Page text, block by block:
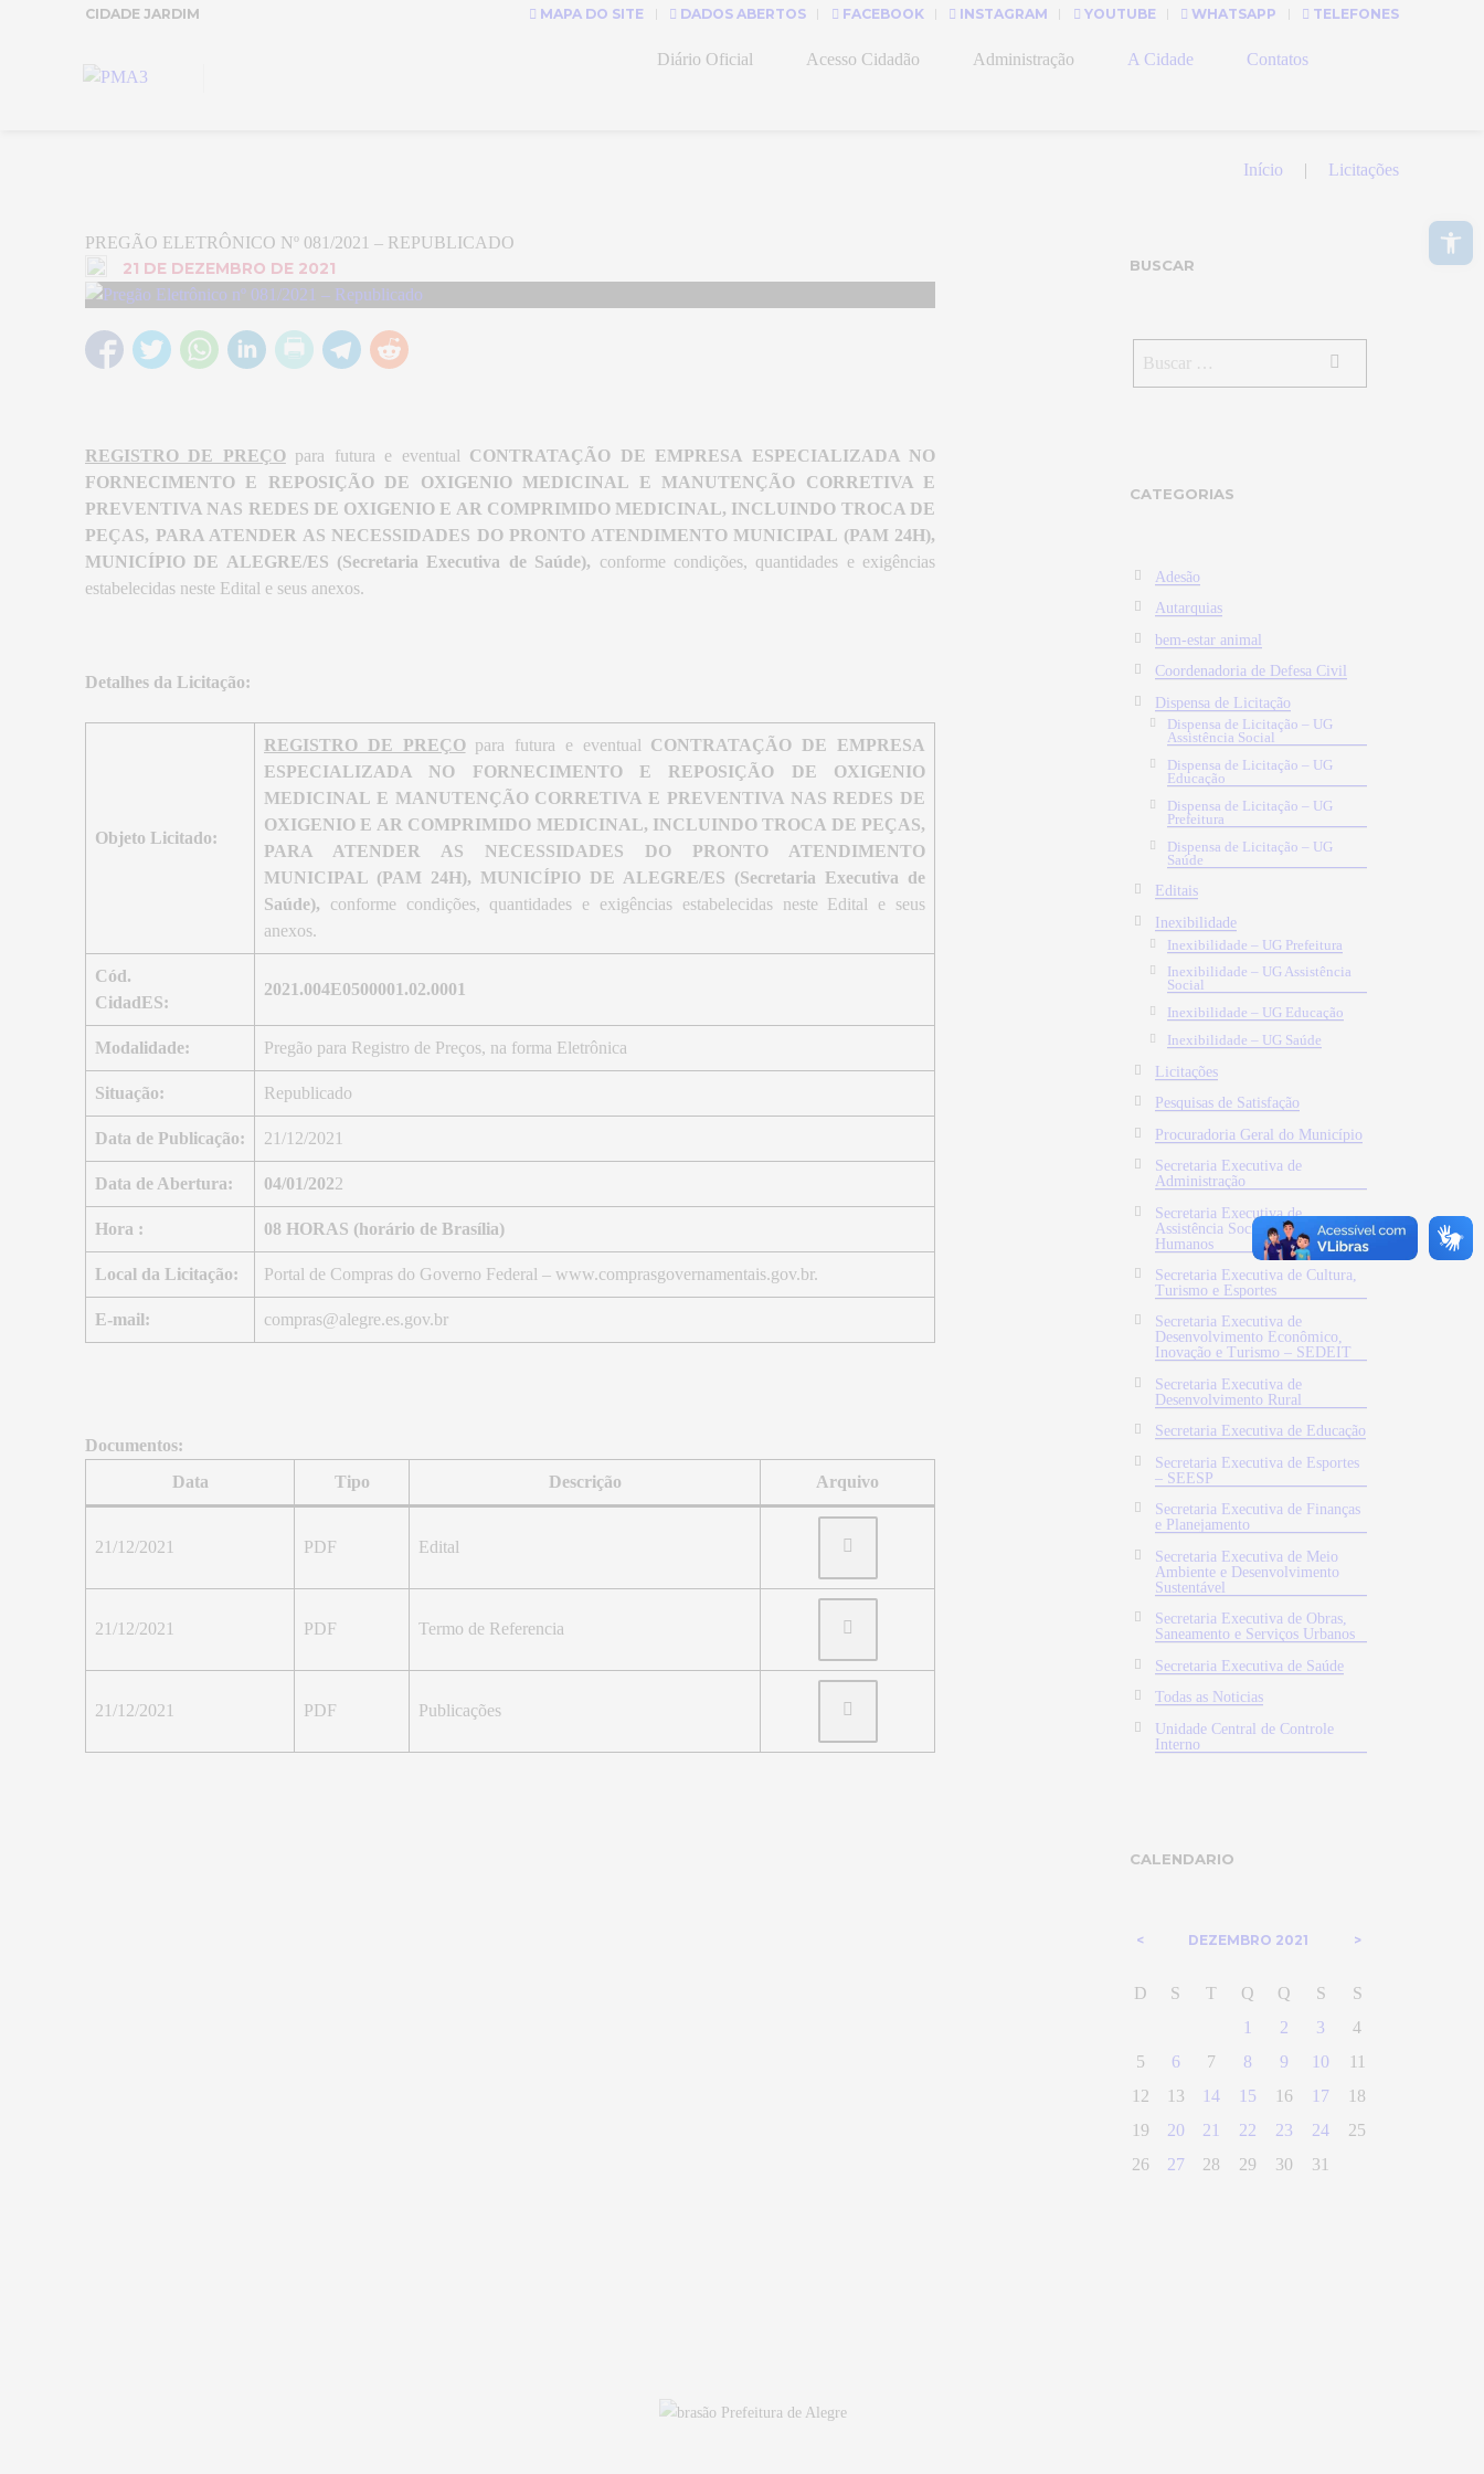
CIDADE JARDIM MAPA DO SITE DADOS ABERTOS FACEBOOK INSTAGRAM YOUTUBE WHATSAPP TELEFONES
Diário Oficial Acesso Cidadão Administração A Cidade Contatos
Início Licitações
PREGÃO ELETRÔNICO Nº 081/2021 – REPUBLICADO
21 DE DEZEMBRO DE 2021
REGISTRO DE PREÇO para futura e eventual CONTRATAÇÃO DE EMPRESA ESPECIALIZADA NO
FORNECIMENTO E REPOSIÇÃO DE OXIGENIO MEDICINAL E MANUTENÇÃO CORRETIVA E
PREVENTIVA NAS REDES DE OXIGENIO E AR COMPRIMIDO MEDICINAL, INCLUINDO TROCA DE
PEÇAS, PARA ATENDER AS NECESSIDADES DO PRONTO ATENDIMENTO MUNICIPAL (PAM 24H),
MUNICÍPIO DE ALEGRE/ES (Secretaria Executiva de Saúde), conforme condições, quantidades e exigências
estabelecidas neste Edital e seus anexos.
Detalhes da Licitação:
Objeto Licitado:
REGISTRO DE PREÇO para futura e eventual CONTRATAÇÃO DE EMPRESA
ESPECIALIZADA NO FORNECIMENTO E REPOSIÇÃO DE OXIGENIO
MEDICINAL E MANUTENÇÃO CORRETIVA E PREVENTIVA NAS REDES DE
OXIGENIO E AR COMPRIMIDO MEDICINAL, INCLUINDO TROCA DE PEÇAS,
PARA ATENDER AS NECESSIDADES DO PRONTO ATENDIMENTO
MUNICIPAL (PAM 24H), MUNICÍPIO DE ALEGRE/ES (Secretaria Executiva de
Saúde), conforme condições, quantidades e exigências estabelecidas neste Edital e seus
anexos.
Cód.
CidadES:
2021.004E0500001.02.0001
Modalidade: Pregão para Registro de Preços, na forma Eletrônica
Situação: Republicado
Data de Publicação: 21/12/2021
Data de Abertura: 04/01/2022
Hora : 08 HORAS (horário de Brasília)
Local da Licitação: Portal de Compras do Governo Federal – www.comprasgovernamentais.gov.br.
E-mail: compras@alegre.es.gov.br
Documentos:
Data
Tipo Descrição Arquivo
21/12/2021 PDF Edital
21/12/2021 PDF Termo de Referencia
21/12/2021 PDF Publicações
BUSCAR
CATEGORIAS
Adesão
Autarquias
bem-estar animal
Coordenadoria de Defesa Civil
Dispensa de Licitação
Dispensa de Licitação – UG
Assistência Social
Dispensa de Licitação – UG
Educação
Dispensa de Licitação – UG
Prefeitura
Dispensa de Licitação – UG
Saúde
Editais
Inexibilidade
Inexibilidade – UG Prefeitura
Inexibilidade – UG Assistência
Social
Inexibilidade – UG Educação
Inexibilidade – UG Saúde
Licitações
Pesquisas de Satisfação
Procuradoria Geral do Município
Secretaria Executiva de
Administração
Secretaria Executiva de
Assistência Social e Direitos
Humanos
Secretaria Executiva de Cultura,
Turismo e Esportes
Secretaria Executiva de
Desenvolvimento Econômico,
Inovação e Turismo – SEDEIT
Secretaria Executiva de
Desenvolvimento Rural
Secretaria Executiva de Educação
Secretaria Executiva de Esportes
– SEESP
Secretaria Executiva de Finanças
e Planejamento
Secretaria Executiva de Meio
Ambiente e Desenvolvimento
Sustentável
Secretaria Executiva de Obras,
Saneamento e Serviços Urbanos
Secretaria Executiva de Saúde
Todas as Noticias
Unidade Central de Controle
Interno
CALENDARIO
DEZEMBRO 2021
D S T Q Q S
S
1
2 3
4
5
6 7 8 9 10
11
12
13 14 15 16 17
18
19
20 21 22 23 24
25
26
27 28 29 30 31
Abrir a barra de ferramentas